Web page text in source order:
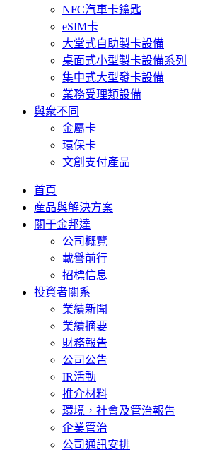
NFC汽車卡鑰匙
eSIM卡
大堂式自助製卡設備
桌面式小型製卡設備系列
集中式大型發卡設備
業務受理類設備
與衆不同
金屬卡
環保卡
文創支付產品
首頁
産品與解決方案
關于金邦達
公司概覽
載譽前行
招標信息
投資者關系
業績新聞
業績摘要
財務報告
公司公告
IR活動
推介材料
環境，社會及管治報告
企業管治
公司通訊安排